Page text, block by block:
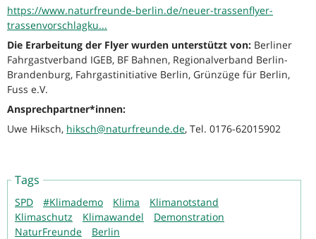
https://www.naturfreunde-berlin.de/neuer-trassenflyer-
trassenvorschlagku...
Die Erarbeitung der Flyer wurden unterstützt von: Berliner
Fahrgastverband IGEB, BF Bahnen, Regionalverband Berlin-
Brandenburg, Fahrgastinitiative Berlin, Grünzüge für Berlin,
Fuss e.V.
Ansprechpartner*innen:
Uwe Hiksch, hiksch@naturfreunde.de, Tel. 0176-62015902
Tags
SPD #Klimademo Klima
Klimanotstand
Klimaschutz
Klimawandel
Demonstration
NaturFreunde
Berlin